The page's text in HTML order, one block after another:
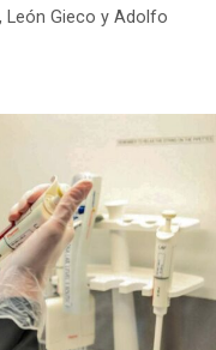
León Gieco y Adolfo